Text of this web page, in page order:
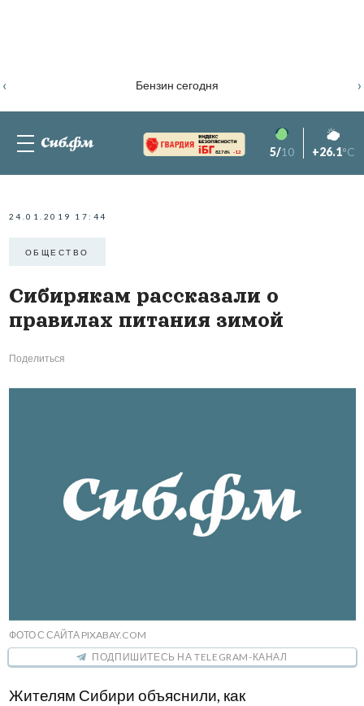
Бензин сегодня
‹ ›
82.76% -1.2 5/10 +26.1°C
24.01.2019 17:44
ОБЩЕСТВО
Сибирякам рассказали о
правилах питания зимой
Поделиться
ФОТО С САЙТА PIXABAY.COM
ПОДПИШИТЕСЬ НА TELEGRAM-КАНАЛ
Жителям Сибири объяснили, как